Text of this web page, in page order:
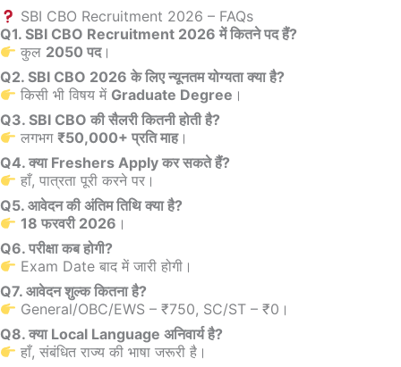
SBI CBO Recruitment 2026 – FAQs
Q1. SBI CBO Recruitment 2026 में कितने पद हैं?
कुल 2050 पद।
Q2. SBI CBO 2026 के लिए न्यूनतम योग्यता क्या है?
किसी भी विषय में Graduate Degree ।
Q3. SBI CBO की सैलरी कितनी होती है?
लगभग₹50,000+ प्रति माह।
Q4. क्या Freshers Apply कर सकते हैं?
हाँ, पात्रता पूरी करने पर।
Q5. आवेदन की अंतिम तिथि क्या है?
18 फरवरी 2026 ।
Q6. परीक्षा कब होगी?
Exam Date बाद में जारी होगी।
Q7. आवेदन शुल्क कितना है?
General/OBC/EWS – ₹750, SC/ST – ₹0।
Q8. क्या Local Language अनिवार्य है?
हाँ, संबंधित राज्य की भाषा जरूरी है।